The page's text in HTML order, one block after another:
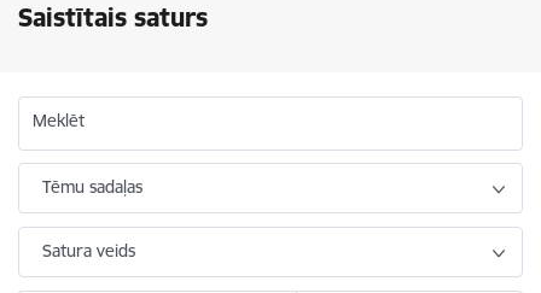
Saistītais saturs
Meklēt
Tēmu sadaļas
Satura veids